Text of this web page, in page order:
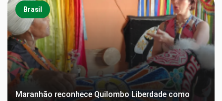
Brasil
Maranhão reconhece Quilombo Liberdade como